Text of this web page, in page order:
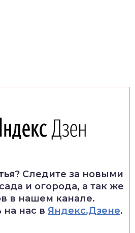
? Следите за новыми
и огорода, а так же
в нашем канале.
нас в Яндекс.Дзене.